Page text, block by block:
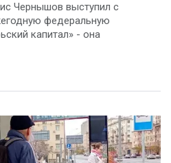
Чернышов выступил с
федеральную
капитал» - она